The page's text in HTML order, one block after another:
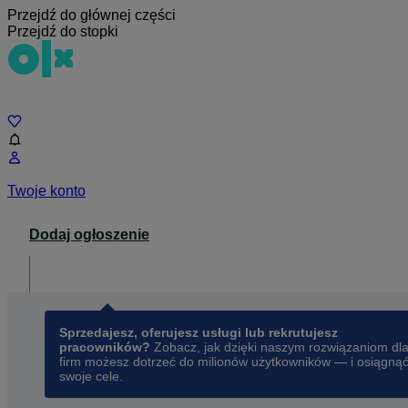
Przejdź do głównej części
Przejdź do stopki
Twoje konto
Dodaj ogłoszenie
Sprzedajesz, oferujesz usługi lub rekrutujesz
pracowników? Zobacz, jak dzięki naszym rozwiązaniom dla
firm możesz dotrzeć do milionów użytkowników — i osiągnąć
swoje cele.